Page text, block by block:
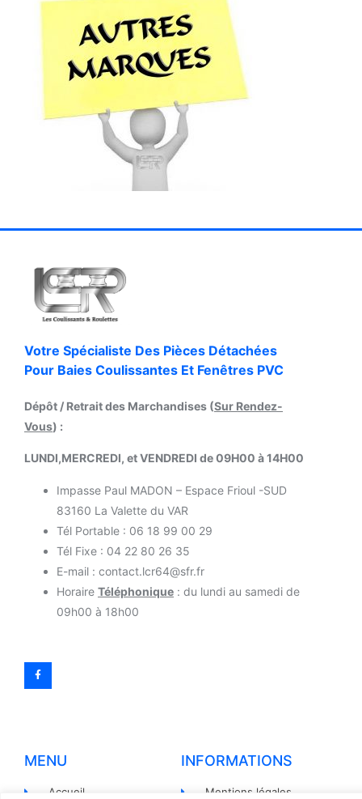
Votre Spécialiste Des Pièces Détachées
Pour Baies Coulissantes Et Fenêtres PVC
Dépôt / Retrait des Marchandises (Sur Rendez-
Vous) :
LUNDI,MERCREDI, et VENDREDI de 09H00 à 14H00
Impasse Paul MADON – Espace Frioul -SUD
83160 La Valette du VAR
Tél Portable : 06 18 99 00 29
Tél Fixe : 04 22 80 26 35
E-mail : contact.lcr64@sfr.fr
Horaire Téléphonique : du lundi au samedi de
09h00 à 18h00
MENU
Accueil
INFORMATIONS
Mentions légales